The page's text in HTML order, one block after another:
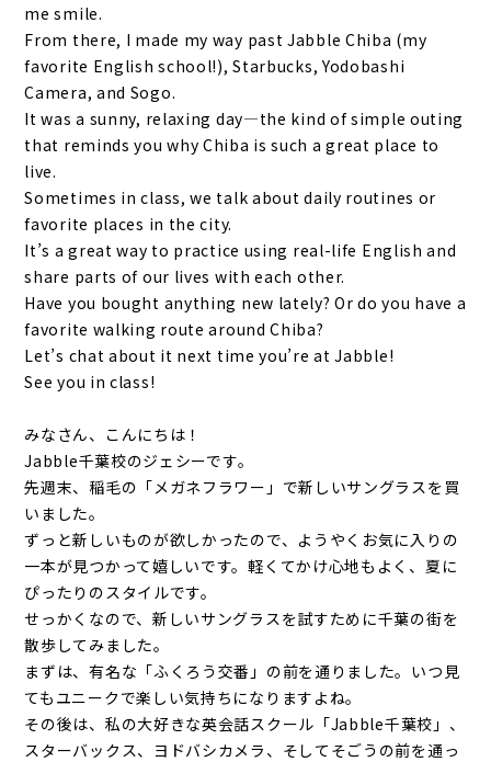
me smile.
From there, I made my way past Jabble Chiba (my
favorite English school!), Starbucks, Yodobashi
Camera, and Sogo.
It was a sunny, relaxing day—the kind of simple outing
that reminds you why Chiba is such a great place to
live.
Sometimes in class, we talk about daily routines or
favorite places in the city.
It’s a great way to practice using real-life English and
share parts of our lives with each other.
Have you bought anything new lately? Or do you have a
favorite walking route around Chiba?
Let’s chat about it next time you’re at Jabble!
See you in class!
みなさん、こんにちは！
Jabble千葉校のジェシーです。
先週末、稲毛の「メガネフラワー」で新しいサングラスを買
いました。
ずっと新しいものが欲しかったので、ようやくお気に入りの
一本が見つかって嬉しいです。軽くてかけ心地もよく、夏に
ぴったりのスタイルです。
せっかくなので、新しいサングラスを試すために千葉の街を
散歩してみました。
まずは、有名な「ふくろう交番」の前を通りました。いつ見
てもユニークで楽しい気持ちになりますよね。
その後は、私の大好きな英会話スクール「Jabble千葉校」、
スターバックス、ヨドバシカメラ、そしてそごうの前を通っ